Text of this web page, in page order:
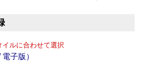
ルに合わせて選択
子版）